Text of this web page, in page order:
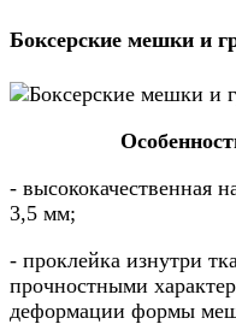
Боксерские мешки и
- высококачественная
3,5 мм;
- проклейка изнутри
прочностными
деформации формы